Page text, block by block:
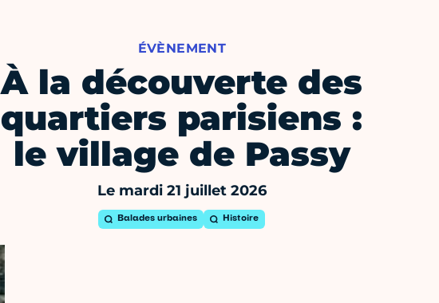
ÉVÈNEMENT
À la découverte des
quartiers parisiens :
le village de Passy
Le mardi 21 juillet 2026
Balades urbaines Histoire